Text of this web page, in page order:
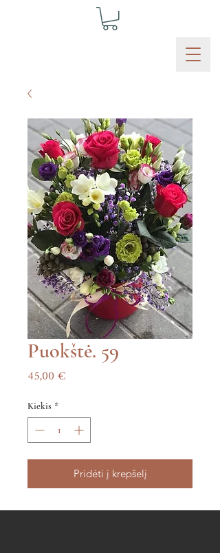
Puokštė. 59
45,00 €
Kiekis *
Pridėti į krepšelį